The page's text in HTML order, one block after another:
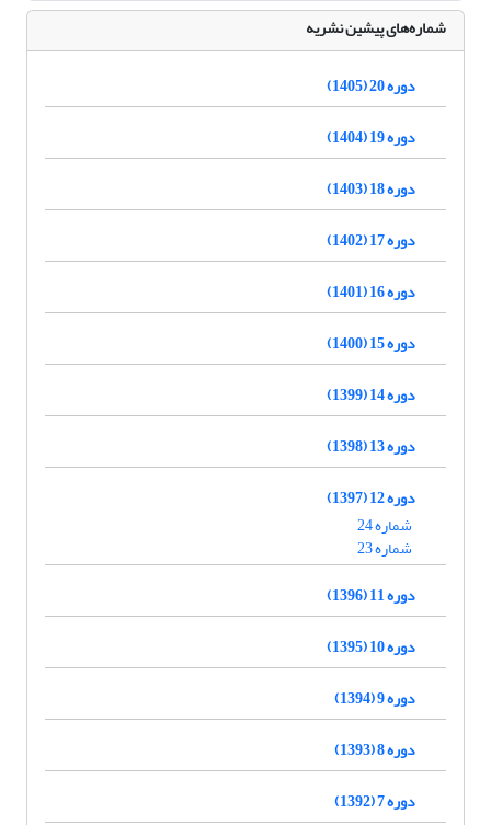
شماره‌های پیشین نشریه
دوره 20 (1405)
دوره 19 (1404)
دوره 18 (1403)
دوره 17 (1402)
دوره 16 (1401)
دوره 15 (1400)
دوره 14 (1399)
دوره 13 (1398)
دوره 12 (1397)
شماره 24
شماره 23
دوره 11 (1396)
دوره 10 (1395)
دوره 9 (1394)
دوره 8 (1393)
دوره 7 (1392)